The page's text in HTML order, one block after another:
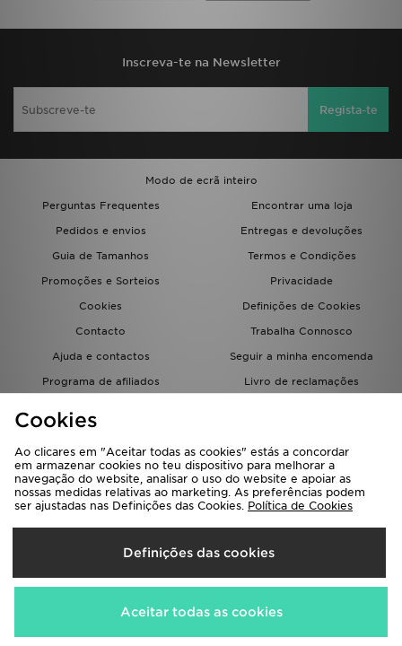
Inscreva-te na Newsletter
Regista-te
Modo de ecrã inteiro
Perguntas Frequentes
Encontrar uma loja
Pedidos e envios
Entregas e devoluções
Guia de Tamanhos
Termos e Condições
Promoções e Sorteios
Privacidade
Cookies
Definições de Cookies
Contacto
Trabalha Connosco
Ajuda e contactos
Seguir a minha encomenda
Programa de afiliados
Livro de reclamações
Seleciona O País
Portugal
Aceitamos os seguintes métodos de pagamento
Cookies
Ao clicares em "Aceitar todas as cookies" estás a concordar
em armazenar cookies no teu dispositivo para melhorar a
navegação do website, analisar o uso do website e apoiar as
nossas medidas relativas ao marketing. As preferências podem
ser ajustadas nas Definições das Cookies. Política de Cookies
Definições das cookies
Aceitar todas as cookies